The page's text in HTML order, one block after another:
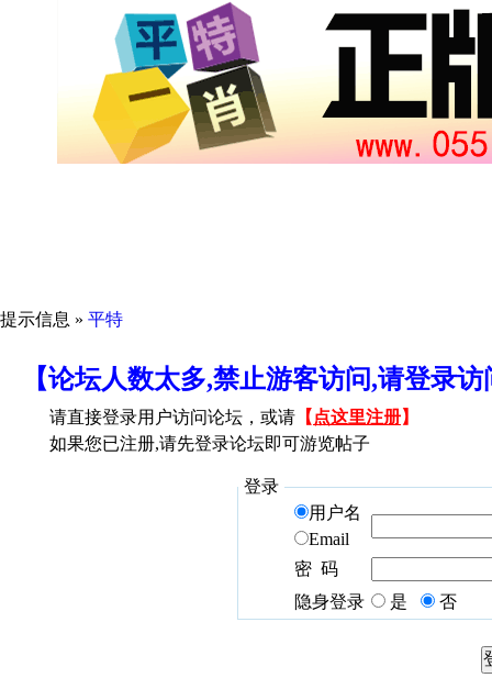
提示信息 » 平特
【论坛人数太多,禁止游客访问,请登录
请直接登录用户访问论坛，或请 【 点这里注册】
如果您已注册,请先登录论坛即可游览帖子
登录
用户名
Email
密 码
隐身登录
是 否